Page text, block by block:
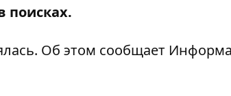
поисках.
Об этом сообщает